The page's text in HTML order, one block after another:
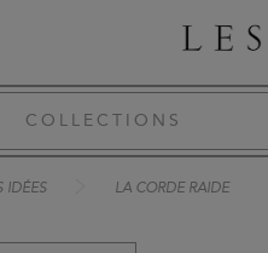
COLLECTIONS
IDÉES LA CORDE RAIDE